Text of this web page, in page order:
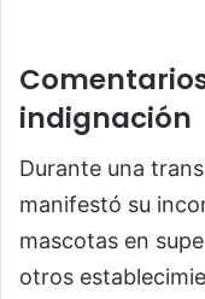
indignación
Durante una
manifestó su
mascotas en
otros